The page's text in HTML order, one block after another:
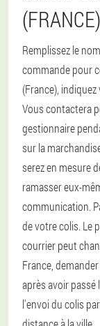
(FRANCE)
Remplissez le
commande pour
(France),
Vous contactera
gestionnaire
sur la
serez en mesure
ramasser eux-
communication.
de votre colis. Le
courrier peut
France,
après avoir passé
l'envoi du colis